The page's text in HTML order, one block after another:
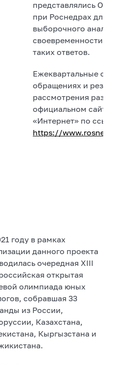
представлялись
при Роснедрах для
выборочного
своевременности,
таких ответов.
Ежеквартальные
обращениях и
рассмотрения
официальном сайте
«Интернет» по
https://
году в рамках
данного проекта
очередная XIII
открытая
олимпиада юных
собравшая 33
из России,
Казахстана,
Кыргызстана и